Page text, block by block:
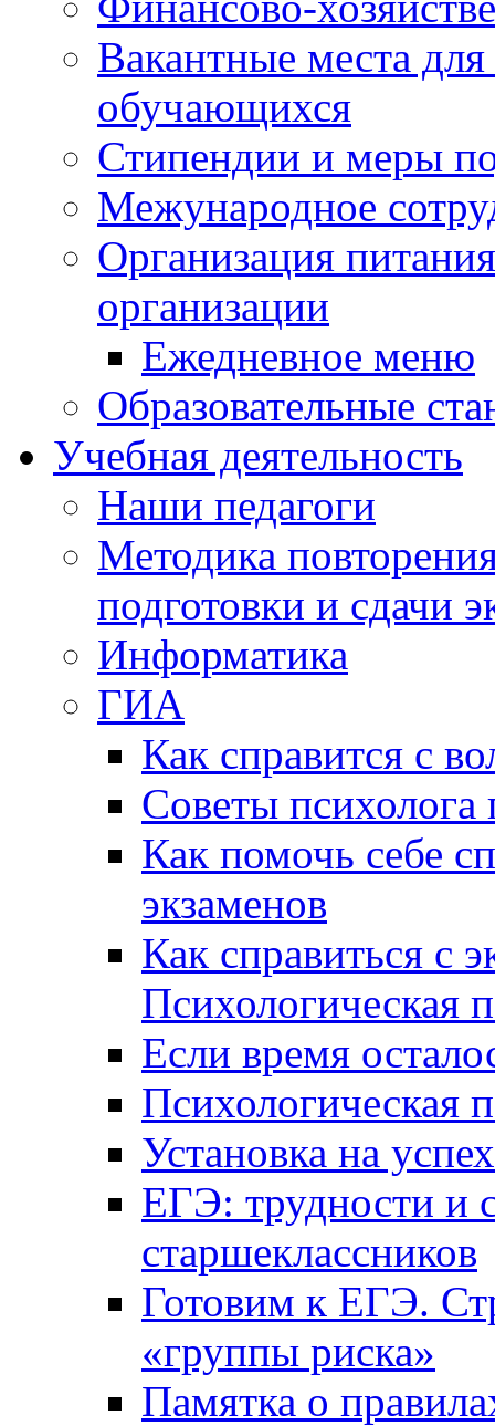
Вакантные места
обучающихся
Стипендии и меры
Межународное
Организация
организации
Ежедневное меню
Образовательные
Учебная деятельность
Наши педагоги
Методика
подготовки и сдачи
Информатика
ГИА
Как справится с
Советы
Как помочь себе
экзаменов
Как справиться с
Психологическая
Если время
Психологическая
Установка на успех
ЕГЭ: трудности и
старшеклассников
Готовим к ЕГЭ.
«группы риска»
Памятка о